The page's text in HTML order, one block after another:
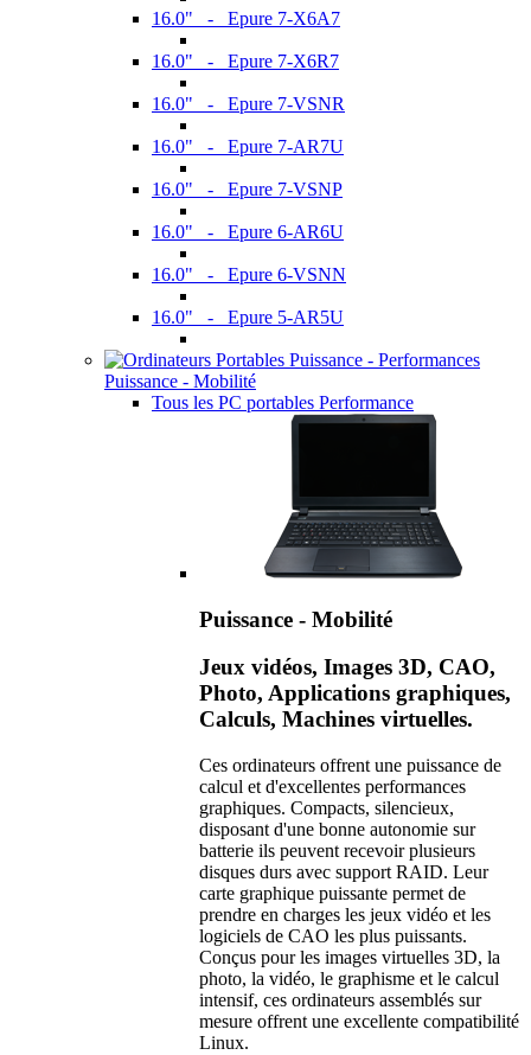
16.0" - Epure 7-X6A7
16.0" - Epure 7-X6R7
16.0" - Epure 7-VSNR
16.0" - Epure 7-AR7U
16.0" - Epure 7-VSNP
16.0" - Epure 6-AR6U
16.0" - Epure 6-VSNN
16.0" - Epure 5-AR5U
Puissance - Mobilité
Tous les PC portables Performance
Puissance - Mobilité
Jeux vidéos, Images 3D, CAO,
Photo, Applications graphiques,
Calculs, Machines virtuelles.
Ces ordinateurs offrent une puissance de
calcul et d'excellentes performances
graphiques. Compacts, silencieux,
disposant d'une bonne autonomie sur
batterie ils peuvent recevoir plusieurs
disques durs avec support RAID. Leur
carte graphique puissante permet de
prendre en charges les jeux vidéo et les
logiciels de CAO les plus puissants.
Conçus pour les images virtuelles 3D, la
photo, la vidéo, le graphisme et le calcul
intensif, ces ordinateurs assemblés sur
mesure offrent une excellente compatibilité
Linux.